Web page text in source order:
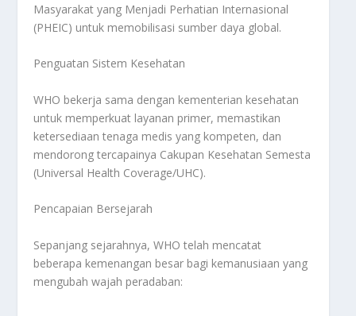
Masyarakat yang Menjadi Perhatian Internasional
(PHEIC) untuk memobilisasi sumber daya global.
Penguatan Sistem Kesehatan
WHO bekerja sama dengan kementerian kesehatan
untuk memperkuat layanan primer, memastikan
ketersediaan tenaga medis yang kompeten, dan
mendorong tercapainya Cakupan Kesehatan Semesta
(Universal Health Coverage/UHC).
Pencapaian Bersejarah
Sepanjang sejarahnya, WHO telah mencatat
beberapa kemenangan besar bagi kemanusiaan yang
mengubah wajah peradaban: